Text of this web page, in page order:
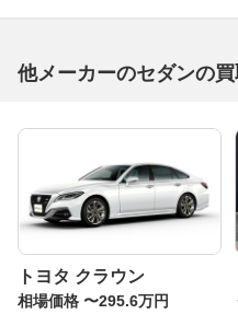
他メーカーのセダンの
トヨタ クラウン
相場価格 〜295.6万円